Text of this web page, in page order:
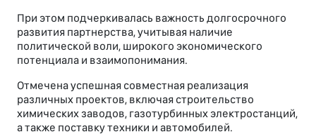
При этом подчеркивалась важность долгосрочного
развития партнерства, учитывая наличие
политической воли, широкого экономического
потенциала и взаимопонимания.
Отмечена успешная совместная реализация
различных проектов, включая строительство
химических заводов, газотурбинных электростанций,
а также поставку техники и автомобилей.